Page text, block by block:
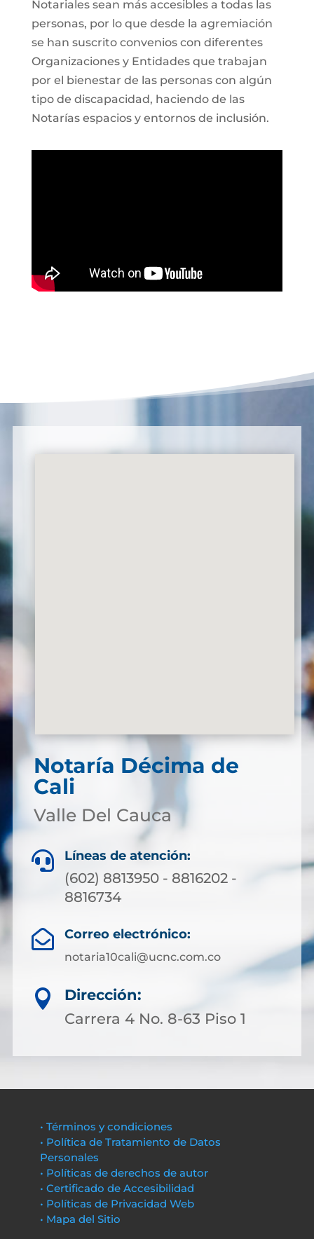
Notariales sean más accesibles a todas las
personas, por lo que desde la agremiación
se han suscrito convenios con diferentes
Organizaciones y Entidades que trabajan
por el bienestar de las personas con algún
tipo de discapacidad, haciendo de las
Notarías espacios y entornos de inclusión.
Notaría Décima de
Cali
Valle Del Cauca
 Líneas de atención:
(602) 8813950 - 8816202 -
8816734
 Correo electrónico:
notaria10cali@ucnc.com.co

Dirección:
Carrera 4 No. 8-63 Piso 1
• Términos y condiciones
• Política de Tratamiento de Datos
Personales
• Políticas de derechos de autor
• Certificado de Accesibilidad
• Políticas de Privacidad Web
• Mapa del Sitio